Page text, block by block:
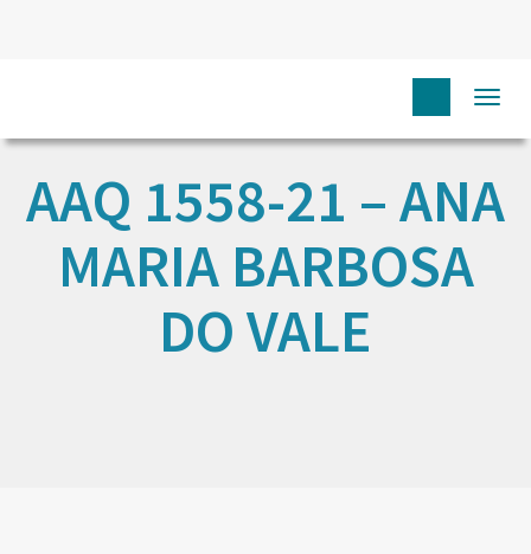
AAQ 1558-21 – ANA
MARIA BARBOSA
DO VALE